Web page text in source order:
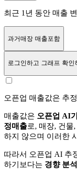
최근 1년 동안 매출
과거매장 매출포함
로그인하고 그래프 확인
오픈업 매출값은 추
매출값은 오픈업 AI
정매출로, 매장, 건물
하지 않으며 이러한
따라서 오픈업 AI 추
하기보다는 경향 분